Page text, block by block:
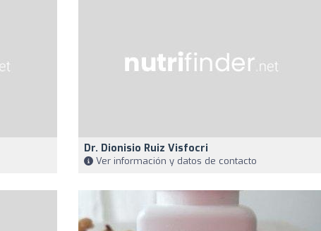
Dr. Dionisio Ruiz Visfocri
Ver información y datos de contacto